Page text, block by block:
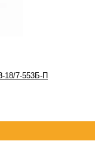
18/7-553Б-П